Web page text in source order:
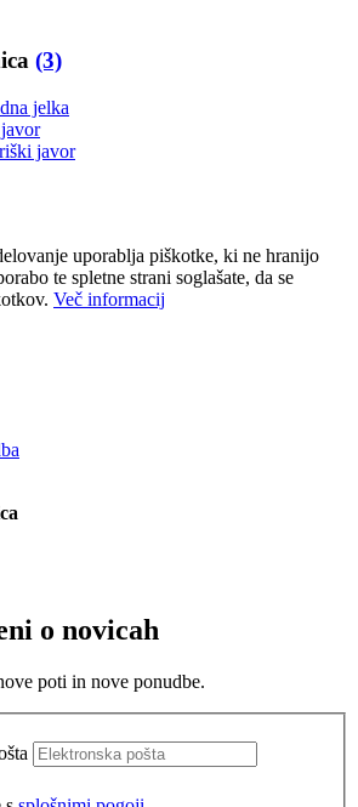
(3)
jelka
javor
uporablja piškotke, ki ne hranijo
te spletne strani soglašate, da se
Več informacij
o novicah
poti in nove ponudbe.